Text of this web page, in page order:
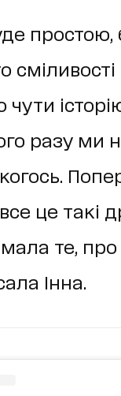
чути
разу ми
це такі
те, про
Інна.